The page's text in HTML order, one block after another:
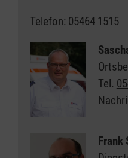
Telefon: 05464 1515
Tel.
Frank